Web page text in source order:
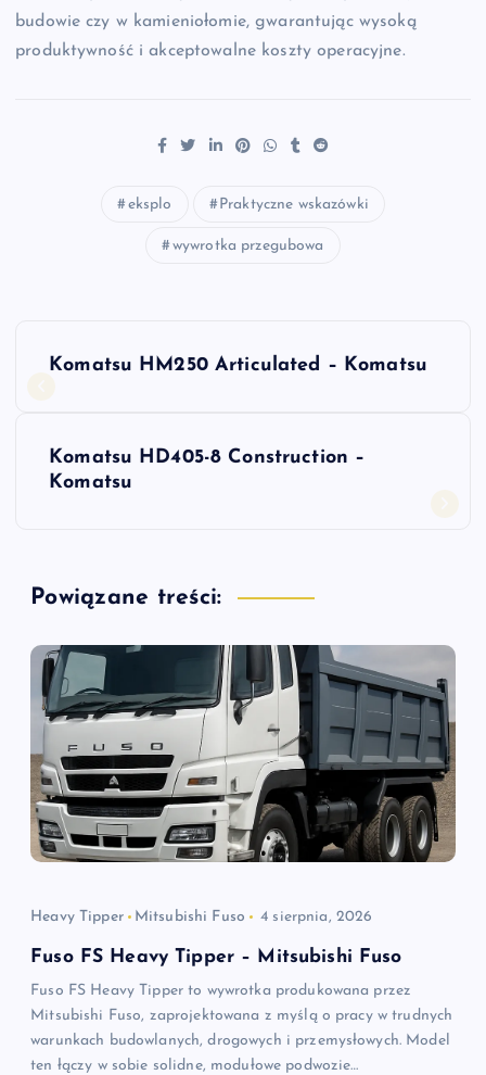
budowie czy w kamieniołomie, gwarantując wysoką
produktywność i akceptowalne koszty operacyjne.
eksplo Praktyczne wskazówki
wywrotka przegubowa
N
a
c
a
w
s
u
Komatsu HM250 Articulated – Komatsu
Komatsu HD405-8 Construction –
Komatsu
Powiązane treści:
Heavy Tipper Mitsubishi Fuso 4 sierpnia, 2026
Fuso FS Heavy Tipper – Mitsubishi Fuso
Fuso FS Heavy Tipper to wywrotka produkowana przez
Mitsubishi Fuso, zaprojektowana z myślą o pracy w trudnych
warunkach budowlanych, drogowych i przemysłowych. Model
ten łączy w sobie solidne, modułowe podwozie…